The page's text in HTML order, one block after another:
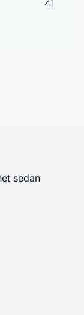
41
sedan